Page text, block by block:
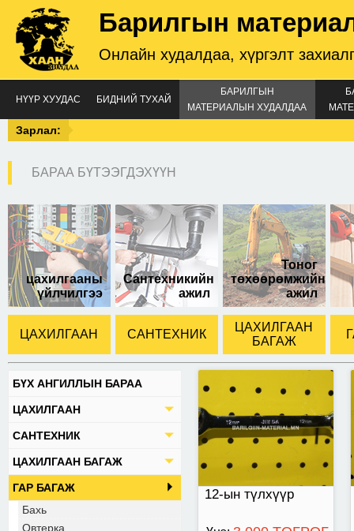
Барилгын
Онлайн худалдаа, хүргэлт
НҮҮР ХУУДАС БИДНИЙ ТУХАЙ
БАРИЛГЫН
МАТЕРИАЛЫН ХУДАЛДАА
Зарлал:
БАРАА БҮТЭЭГДЭХҮҮН
цахилгааны
үйлчилгээ
Сантехникийн
ажил
Тоног
төхөөрөмжийн
ажил
ЦАХИЛГААН САНТЕХНИК
ЦАХИЛГААН
БАГАЖ
БҮХ АНГИЛЛЫН БАРАА
ЦАХИЛГААН
САНТЕХНИК
ЦАХИЛГААН БАГАЖ
ГАР БАГАЖ
Бахь
Овтерка
12-ын түлхүүр
12-ын түлхүүр